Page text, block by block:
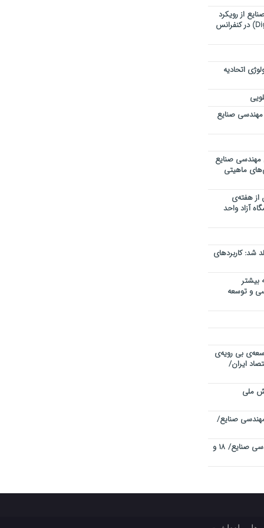
از رویکرد
تحول دیجیتال (Digital Transformation) در کنفرانس
اتحادیه
صنایع
مهندسی صنایع
ماهیتی
از هفته‌ی
آزاد واحد
شد: کاربردهای
بیشتر
و توسعه
بی رویه‌ی
ایران/
ملی
صنایع/
چهاردهمین کنفرانس بین المللی مهندسی صنایع/ ۱۸ و